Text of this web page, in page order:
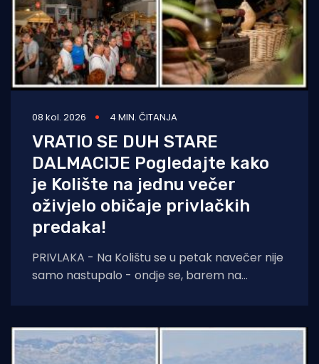
08 kol. 2026 4 MIN. ČITANJA
VRATIO SE DUH STARE
DALMACIJE Pogledajte kako
je Kolište na jednu večer
oživjelo običaje privlačkih
predaka!
PRIVLAKA - Na Kolištu se u petak navečer nije
samo nastupalo - ondje se, barem na